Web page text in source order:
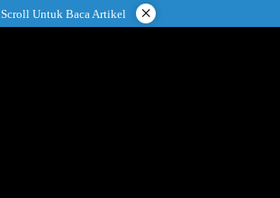
Scroll Untuk Baca Artikel ×